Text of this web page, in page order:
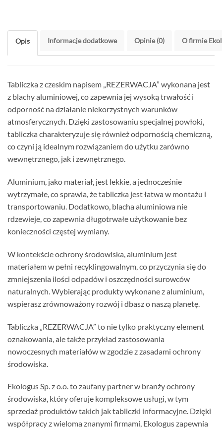
Opis Informacje dodatkowe Opinie (0) O firmie
Tabliczka z czeskim napisem „REZERWACJA” wykonana jest
z blachy aluminiowej, co zapewnia jej wysoką trwałość i
odporność na działanie niekorzystnych warunków
atmosferycznych. Dzięki zastosowaniu specjalnej powłoki,
tabliczka charakteryzuje się również odpornością chemiczną,
co czyni ją idealnym rozwiązaniem do użytku zarówno
wewnętrznego, jak i zewnętrznego.
Aluminium, jako materiał, jest lekkie, a jednocześnie
wytrzymałe, co sprawia, że tabliczka jest łatwa w montażu i
transportowaniu. Dodatkowo, blacha aluminiowa nie
rdzewieje, co zapewnia długotrwałe użytkowanie bez
konieczności częstej wymiany.
W kontekście ochrony środowiska, aluminium jest
materiałem w pełni recyklingowalnym, co przyczynia się do
zmniejszenia ilości odpadów i oszczędności surowców
naturalnych. Wybierając produkty wykonane z aluminium,
wspierasz zrównoważony rozwój i dbasz o naszą planetę.
Tabliczka „REZERWACJA” to nie tylko praktyczny element
oznakowania, ale także przykład zastosowania
nowoczesnych materiałów w zgodzie z zasadami ochrony
środowiska.
Ekologus Sp. z o.o. to zaufany partner w branży ochrony
środowiska, który oferuje kompleksowe usługi, w tym
sprzedaż produktów takich jak tabliczki informacyjne. Dzięki
współpracy z wieloma znanymi firmami, Ekologus zapewnia